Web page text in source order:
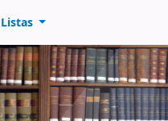
Listas